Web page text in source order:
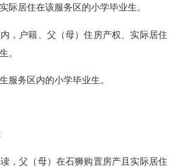
际居住在该服务区的小学毕业生。
户籍、父（母）住房产权、实际居住
。
务区内的小学毕业生。
父（母）在石狮购置房产且实际居住